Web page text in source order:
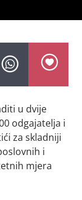
u dvije
odgajatelja i
za skladniji
i
mjera